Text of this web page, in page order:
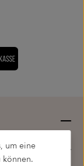
um eine
können.